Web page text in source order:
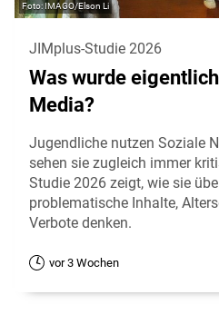
IMAGO/Elson Li
JIMplus-Studie 2026
Was wurde
Media?
Jugendliche nutzen Soziale
sehen sie zugleich immer
Studie 2026 zeigt, wie sie
problematische Inhalte,
Verbote denken.
vor 3 Wochen